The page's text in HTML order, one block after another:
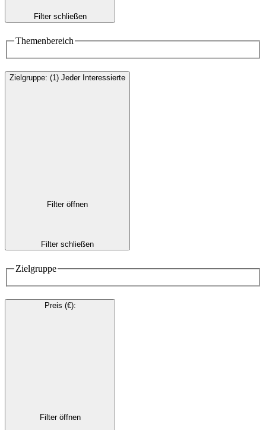
Filter schließen
Themenbereich
Zielgruppe: (1) Jeder Interessierte
Filter öffnen
Filter schließen
Zielgruppe
Preis (€):
Filter öffnen